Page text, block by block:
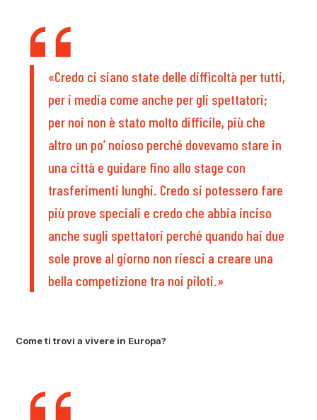
«Credo ci siano state delle difficoltà per tutti,
per i media come anche per gli spettatori;
per noi non è stato molto difficile, più che
altro un po’ noioso perché dovevamo stare in
una città e guidare fino allo stage con
trasferimenti lunghi. Credo si potessero fare
più prove speciali e credo che abbia inciso
anche sugli spettatori perché quando hai due
sole prove al giorno non riesci a creare una
bella competizione tra noi piloti.»
Come ti trovi a vivere in Europa?